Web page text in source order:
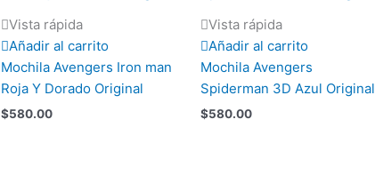
Vista rápida
Añadir al carrito
Mochila Avengers Iron man
Roja Y Dorado Original
$580.00
Vista rápida
Añadir al carrito
Mochila Avengers
Spiderman 3D Azul Original
$580.00